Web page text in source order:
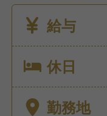
給与
休日
勤務地